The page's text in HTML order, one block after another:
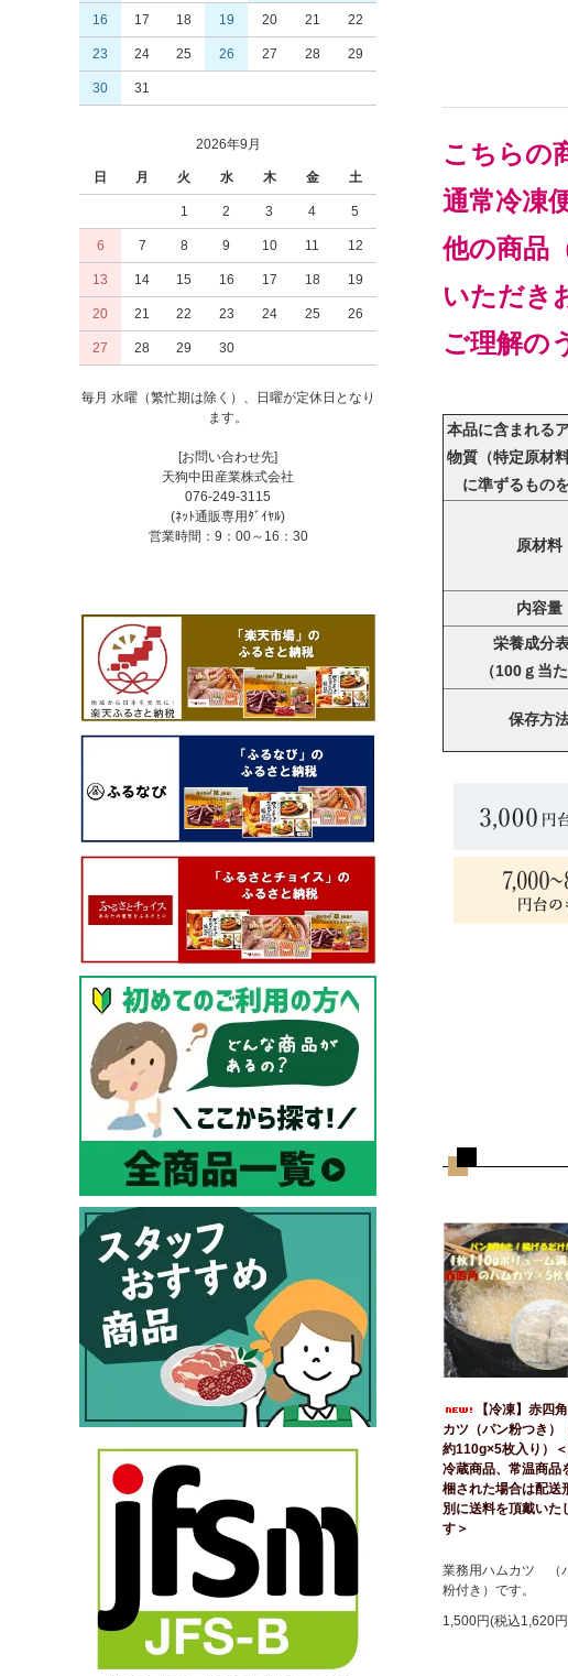
こちらの
通常冷凍
他の商品
いただき
ご理解の
本品に含まれる
物質（特定原材
に準ずるものを
原材料
内容量
栄養成分
（100ｇ当た
保存方
【冷凍】赤四
カツ（パン粉つき）
約110g×5枚入り）＜
冷蔵商品、常温商品
梱された場合は配送
別に送料を頂戴いた
す＞
業務用ハムカツ （
粉付き）です。
1,500円(税込1,620
16 17 18 19 20 21 22
23 24 25 26 27 28 29
30 31
2026年9月
日 月 火 水 木 金 土
1 2 3 4 5
6 7 8 9 10 11 12
13 14 15 16 17 18 19
20 21 22 23 24 25 26
27 28 29 30
毎月 水曜（繁忙期は除く）、日曜が定休日となり
ます。
[お問い合わせ先]
天狗中田産業株式会社
076-249-3115
(ﾈｯﾄ通販専用ﾀﾞｲﾔﾙ)
営業時間：9：00～16：30